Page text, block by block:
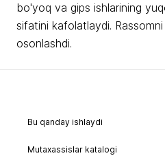
bo'yoq va gips ishlarining
sifatini kafolatlaydi.
osonlashdi.
Bu qanday ishlaydi
Mutaxassislar katalogi